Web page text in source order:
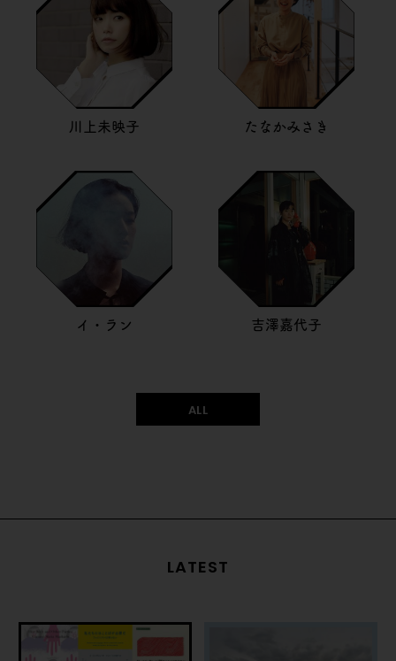
川上未映子 たなかみさき
イ・ラン 吉澤嘉代子
ALL
LATEST